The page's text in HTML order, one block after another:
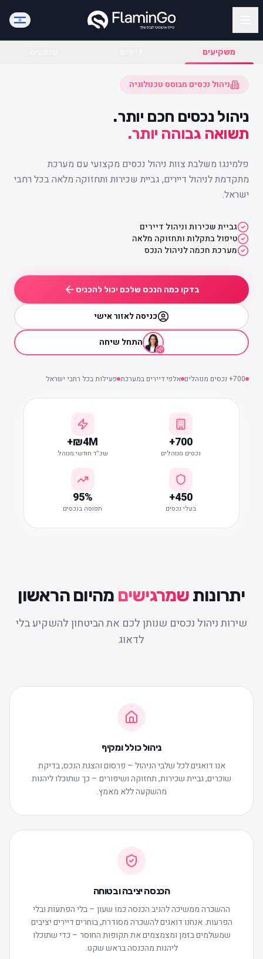
משקיעים
ניהול נכסים מבוסס טכנולוגיה
ניהול נכסים חכם יותר.
תשואה גבוהה יותר.
פלמינגו משלבת צוות ניהול נכסים מקצועי עם מערכת
מתקדמת לניהול דיירים, גביית שכירות ותחזוקה מלאה בכל רחבי
ישראל.
גביית שכירות וניהול דיירים
טיפול בתקלות ותחזוקה מלאה
מערכת חכמה לניהול הנכס
בדקו כמה הנכס שלכם יכול להכניס
כניסה לאזור אישי
התחל שיחה
700+ נכסים מנוהלים אלפי דיירים במערכת פעילות בכל רחבי ישראל
700+
נכסים מנוהלים
₪4M+
שכ״ד חודשי מנוהל
450+
בעלי נכסים
95%
תפוסה בנכסים
יתרונותשמרגישים מהיום הראשון
שירות ניהול נכסים שנותן לכם את הביטחון להשקיע בלי
לדאוג
ניהול כולל ומקיף
אנו דואגים לכל שלבי הניהול – פרסום והצגת הנכס, בדיקת
שוכרים, גביית שכירות, תחזוקה ושיפורים – כך שתוכלו ליהנות
מהשקעה ללא מאמץ.
הכנסה יציבה ובטוחה
ההשכרה ממשיכה להניב הכנסה כמו שעון – בלי הפתעות ובלי
הפרעות. אנחנו דואגים להשכרה מסודרת, בוחרים דיירים יציבים
שמשלמים בזמן ומצמצמים את תקופות החוסר – כדי שתוכלו
ליהנות מהכנסה בראש שקט.